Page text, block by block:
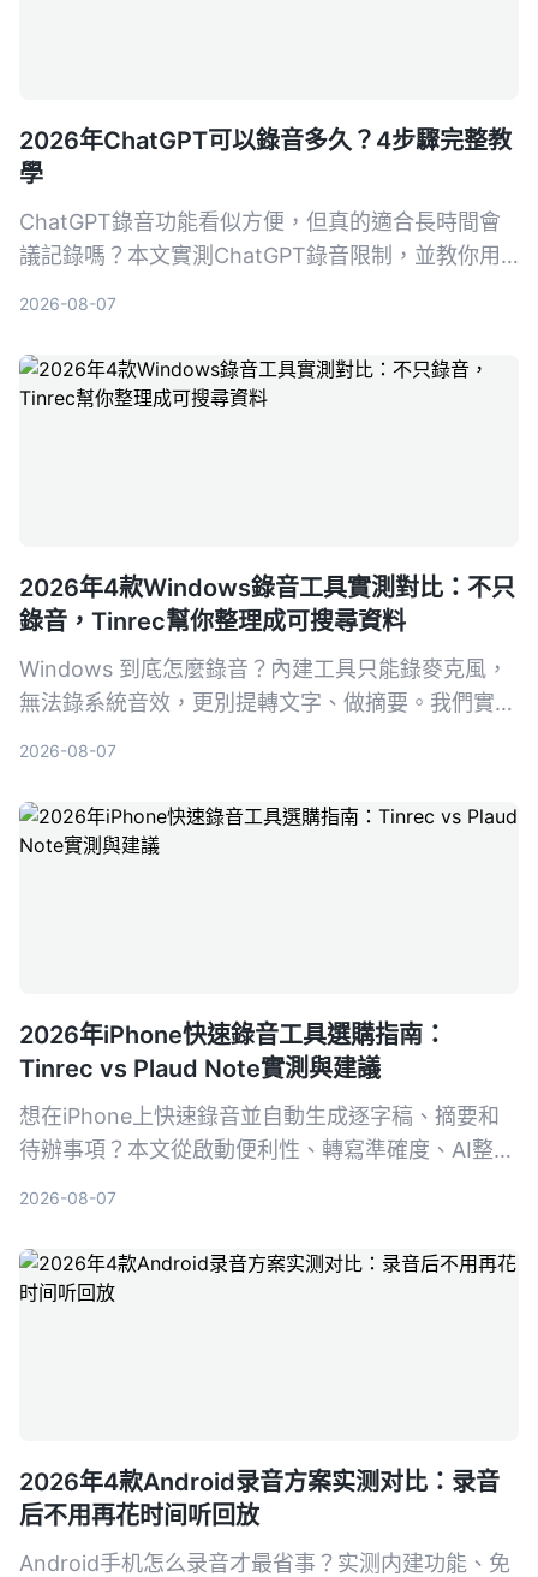
2026年ChatGPT可以錄音多久？4步驟完整教
學
ChatGPT錄音功能看似方便，但真的適合長時間會
議記錄嗎？本文實測ChatGPT錄音限制，並教你用
2026-08-07
2026年4款Windows錄音工具實測對比：不只
錄音，Tinrec幫你整理成可搜尋資料
Windows 到底怎麼錄音？內建工具只能錄麥克風，
無法錄系統音效，更別提轉文字、做摘要。我們實測
平台、免硬體，免費版就能體驗核心功能。
2026-08-07
2026年iPhone快速錄音工具選購指南：
Tinrec vs Plaud Note實測與建議
想在iPhone上快速錄音並自動生成逐字稿、摘要和
待辦事項？本文從啟動便利性、轉寫準確度、AI整理
2026-08-07
2026年4款Android录音方案实测对比：录音
后不用再花时间听回放
Android手机怎么录音才最省事？实测内建功能、免